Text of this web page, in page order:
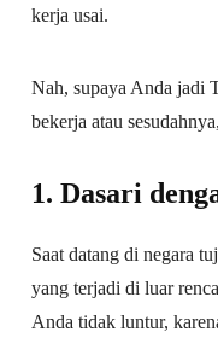
kerja usai.
Nah, supaya Anda jadi
bekerja atau
1. Dasari
Saat datang di negara
yang terjadi di luar
Anda tidak luntur,